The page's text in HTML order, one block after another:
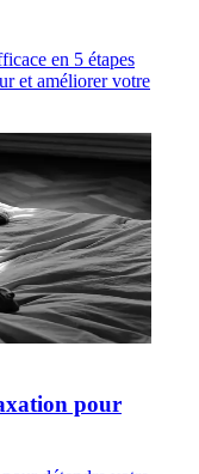
en 5 étapes
et améliorer votre
pour